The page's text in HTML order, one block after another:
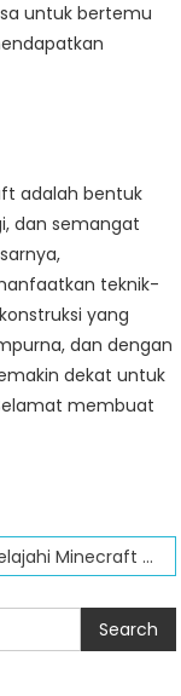
untuk bertemu
adalah bentuk
dan semangat
teknik-
yang
dan dengan
dekat untuk
membuat
Menjelajahi Minecraft Shader Terbaik untuk Versi 1.12.2
Search